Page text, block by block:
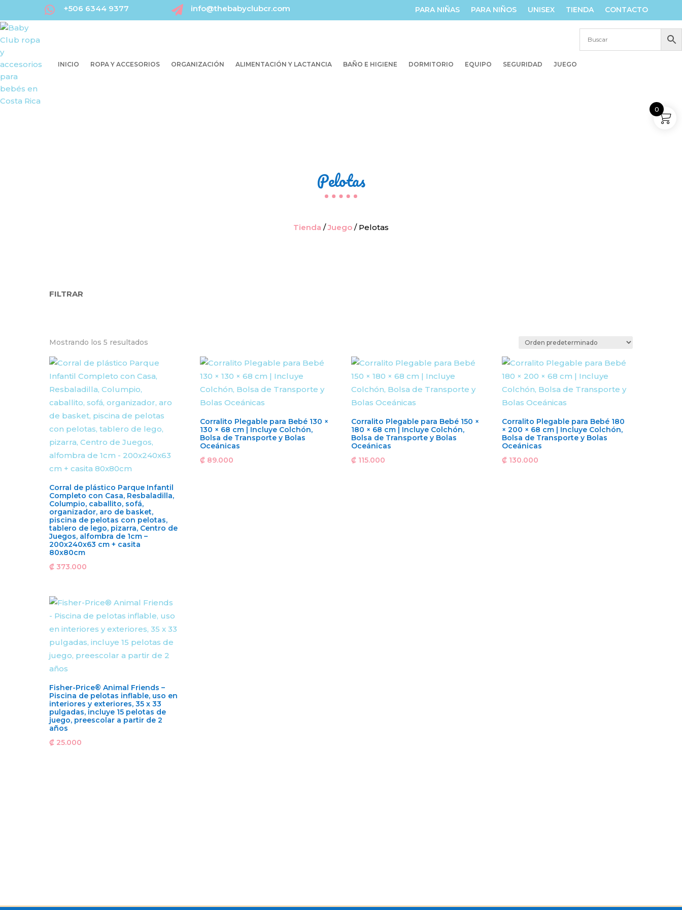
 +506 6344 9377  info@thebabyclubcr.com PARA NIÑAS PARA NIÑOS UNISEX TIENDA CONTACTO
INICIO ROPA Y ACCESORIOS ORGANIZACIÓN ALIMENTACIÓN Y LACTANCIA BAÑO E HIGIENE DORMITORIO EQUIPO SEGURIDAD JUEGO
Pelotas
Tienda /Juego / Pelotas
FILTRAR
Mostrando los 5 resultados
Corral de plástico Parque Infantil
Completo con Casa, Resbaladilla,
Columpio, caballito, sofá,
organizador, aro de basket,
piscina de pelotas con pelotas,
tablero de lego, pizarra, Centro de
Juegos, alfombra de 1cm –
200x240x63 cm + casita
80x80cm
₡ 373.000
Corralito Plegable para Bebé 130 ×
130 × 68 cm | Incluye Colchón,
Bolsa de Transporte y Bolas
Oceánicas
₡ 89.000
Corralito Plegable para Bebé 150 ×
180 × 68 cm | Incluye Colchón,
Bolsa de Transporte y Bolas
Oceánicas
₡115.000
Corralito Plegable para Bebé 180
× 200 × 68 cm | Incluye Colchón,
Bolsa de Transporte y Bolas
Oceánicas
₡130.000
Fisher-Price® Animal Friends –
Piscina de pelotas inflable, uso en
interiores y exteriores, 35 x 33
pulgadas, incluye 15 pelotas de
juego, preescolar a partir de 2
años
₡ 25.000
0